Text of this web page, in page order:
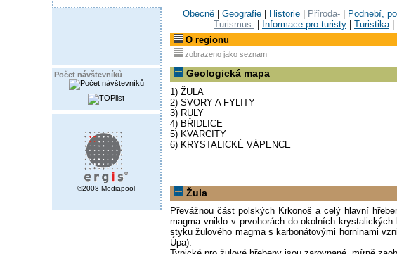
Počet návštevníků
©2008 Mediapool
Obecně Geografie Historie Příroda- Podnebí,
Turismus-
Informace pro turisty Turistika|
O regionu
zobrazeno jako seznam
Geologická mapa
1) ŽULA
2) SVORY A FYLITY
3) RULY
4) BŘIDLICE
5) KVARCITY
6) KRYSTALICKÉ VÁPENCE
Žula
Převážnou část polských Krkonoš a celý hlavní
magma vniklo v prvohorách do okolních
styku žulového magma s karbonátovými horninami
Úpa).